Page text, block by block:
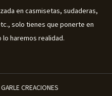
en casmisetas, sudaderas,
solo tienes que ponerte en
haremos realidad.
CREACIONES